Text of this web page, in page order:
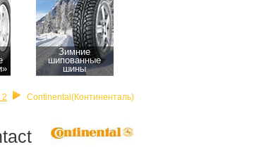
Зимние
шипованные
шины
2
Continental(Континенталь)